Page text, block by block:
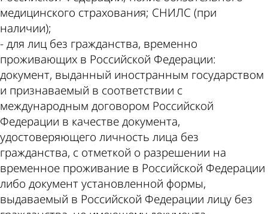
медицинского страхования; СНИЛС (при
наличии);
- для лиц без гражданства, временно
проживающих в Российской Федерации:
документ, выданный иностранным государством
и признаваемый в соответствии с
международным договором Российской
Федерации в качестве документа,
удостоверяющего личность лица без
гражданства, с отметкой о разрешении на
временное проживание в Российской Федерации
либо документ установленной формы,
выдаваемый в Российской Федерации лицу без